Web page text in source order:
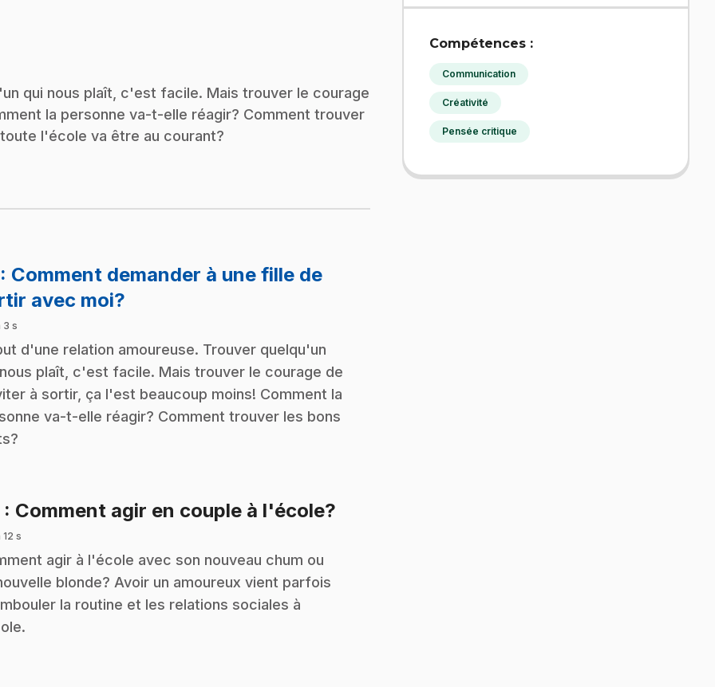
qui nous plaît, c'est facile. Mais trouver le courage
la personne va-t-elle réagir? Comment trouver
l'école va être au courant?
: Comment demander à une fille de
avec moi?
3 s
d'une relation amoureuse. Trouver quelqu'un
plaît, c'est facile. Mais trouver le courage de
à sortir, ça l'est beaucoup moins! Comment la
va-t-elle réagir? Comment trouver les bons
: Comment agir en couple à l'école?
12 s
agir à l'école avec son nouveau chum ou
blonde? Avoir un amoureux vient parfois
la routine et les relations sociales à
Compétences :
Communication
Créativité
Pensée critique